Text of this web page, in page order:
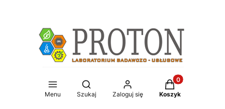
Menu
Otwórz wyszukiwarkę
Szukaj Zaloguj się
Produkty w
Koszyk